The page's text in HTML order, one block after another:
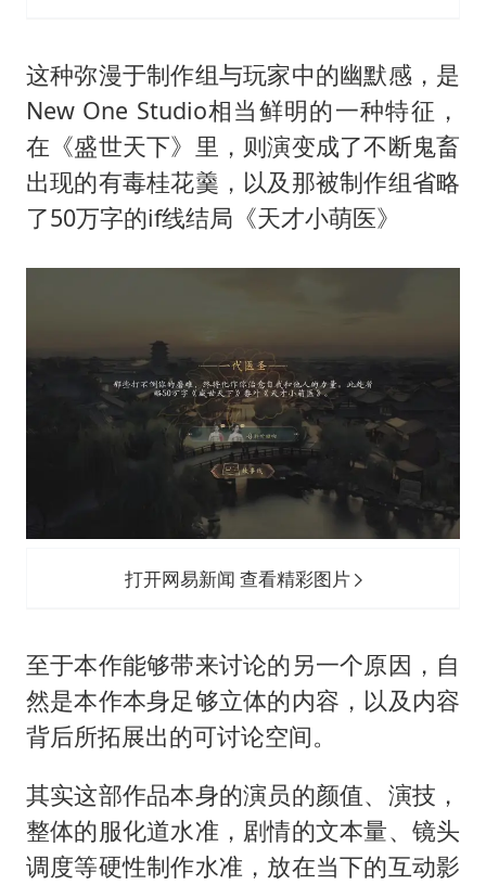
这种弥漫于制作组与玩家中的幽默感，是
New One Studio相当鲜明的一种特征，
在《盛世天下》里，则演变成了不断鬼畜
出现的有毒桂花羹，以及那被制作组省略
了50万字的if线结局《天才小萌医》
打开网易新闻 查看精彩图片
至于本作能够带来讨论的另一个原因，自
然是本作本身足够立体的内容，以及内容
背后所拓展出的可讨论空间。
其实这部作品本身的演员的颜值、演技，
整体的服化道水准，剧情的文本量、镜头
调度等硬性制作水准，放在当下的互动影